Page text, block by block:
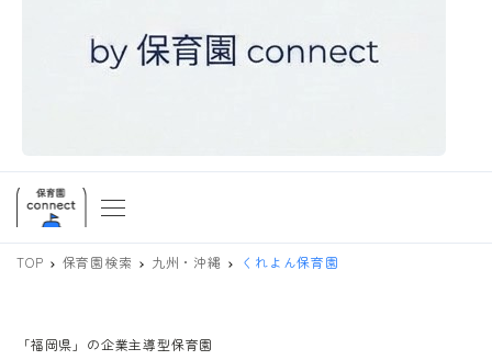
TOP 保育園検索 九州・沖縄 くれよん保育園
「福岡県」の企業主導型保育園